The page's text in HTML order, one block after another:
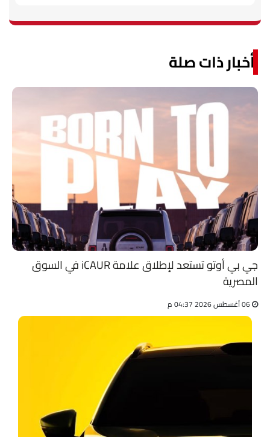
أخبار ذات صلة
جي بي أوتو تستعد لإطلاق علامة iCAUR في السوق
المصرية